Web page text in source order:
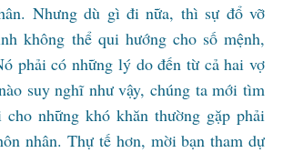
Nhưng dù gì đi nữa, thì sự đổ vỡ
không thể qui hướng cho số mệnh,
phải có những lý do đến từ cả hai vợ
suy nghĩ như vậy, chúng ta mới tìm
những khó khăn thường gặp phải
nhân. Thự tế hơn, mời bạn tham dự